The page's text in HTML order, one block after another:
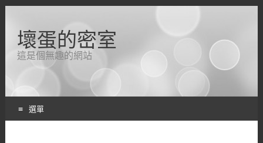
壞蛋的密室
這是個無趣的網站
選單